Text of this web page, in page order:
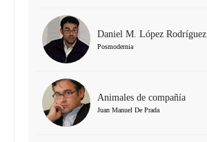
Daniel M. López Rodríguez
Posmodernia
Animales de compañía
Juan Manuel De Prada